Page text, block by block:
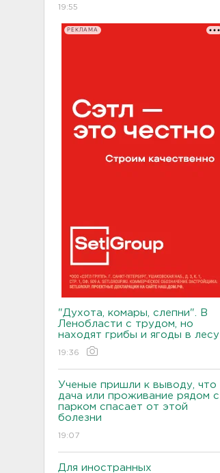
19:55
РЕКЛАМА
"Духота, комары, слепни". В
Ленобласти с трудом, но
находят грибы и ягоды в лесу
19:36
Ученые пришли к выводу, что
дача или проживание рядом с
парком спасает от этой
болезни
19:07
Для иностранных